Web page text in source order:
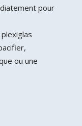
pour
ou une